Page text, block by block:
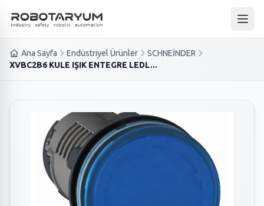
Ana içeriğe geç
Ana
Ana Sayfa Endüstriyel Ürünler
SCHNEİNDER
XVBC2B6 KULE IŞIK ENTEGRE LEDL...